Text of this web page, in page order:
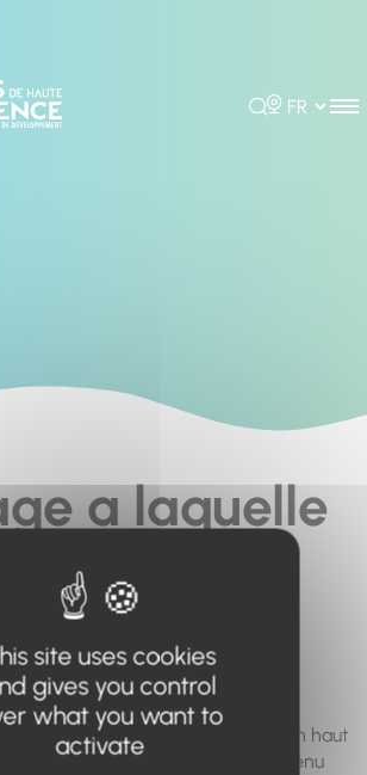
Rechercher
Choisir la
a laquelle
cherchez à
n'existe
ou plus.
à utiliser le moteur de recherche en haut
le menu pour trouver le contenu
site uses cookies
gives you control
what you want to
activate